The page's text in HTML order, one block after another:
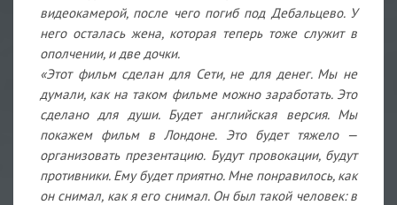
видеокамерой, после чего погиб под Дебальцево. У
него осталась жена, которая теперь тоже служит в
ополчении, и две дочки.
«Этот фильм сделан для Сети, не для денег. Мы не
думали, как на таком фильме можно заработать. Это
сделано для души. Будет английская версия. Мы
покажем фильм в Лондоне. Это будет тяжело —
организовать презентацию. Будут провокации, будут
противники. Ему будет приятно. Мне понравилось, как
он снимал, как я его снимал. Он был такой человек: в